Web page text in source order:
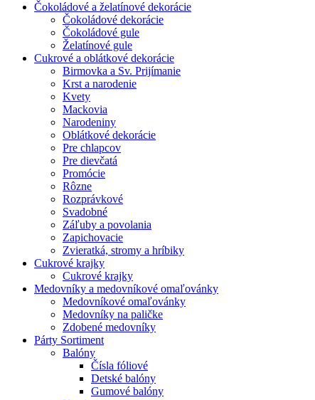
Čokoládové a želatínové dekorácie
Čokoládové dekorácie
Čokoládové gule
Želatínové gule
Cukrové a oblátkové dekorácie
Birmovka a Sv. Prijímanie
Krst a narodenie
Kvety
Mackovia
Narodeniny
Oblátkové dekorácie
Pre chlapcov
Pre dievčatá
Promócie
Rôzne
Rozprávkové
Svadobné
Záľuby a povolania
Zapichovacie
Zvieratká, stromy a hríbiky
Cukrové krajky
Cukrové krajky
Medovníky a medovníkové omaľovánky
Medovníkové omaľovánky
Medovníky na paličke
Zdobené medovníky
Párty Sortiment
Balóny
Čísla fóliové
Detské balóny
Gumové balóny